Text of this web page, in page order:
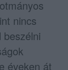
nincs
éveken át